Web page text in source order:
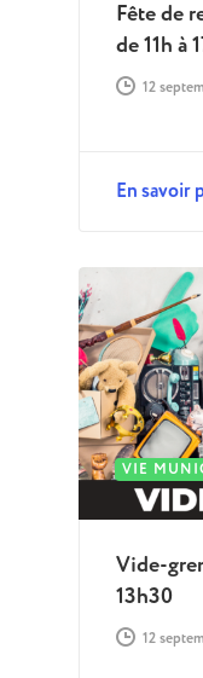
Fête de
de 11h à
12
En savoir
VIE
Vide-
13h30
12